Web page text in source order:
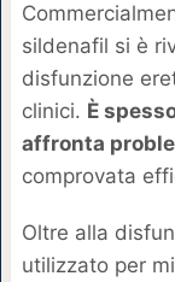
sildenafil si è
disfunzione
clinici. È
affronta
comprovata
Oltre alla
utilizzato per